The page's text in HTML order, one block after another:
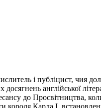
і публіцист, чия
англійської
до Просвітництва,
короля Карла I,